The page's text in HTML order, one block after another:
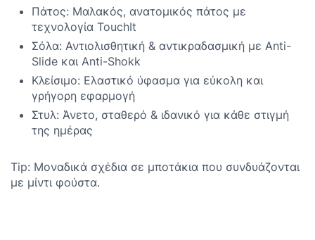
Πάτος: Μαλακός, ανατομικός πάτος με
τεχνολογία TouchIt
Σόλα: Αντιολισθητική & αντικραδασμική με Anti-
Slide και Anti-Shokk
Κλείσιμο: Ελαστικό ύφασμα για εύκολη και
γρήγορη εφαρμογή
Στυλ: Άνετο, σταθερό & ιδανικό για κάθε στιγμή
της ημέρας
Tip: Μοναδικά σχέδια σε μποτάκια που συνδυάζονται
με μίντι φούστα.